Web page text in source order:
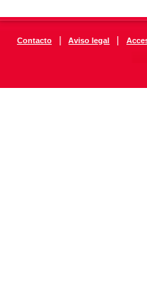
Contacto | Aviso legal |